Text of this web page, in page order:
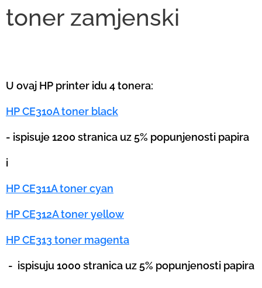
toner zamjenski
U ovaj HP printer idu 4 tonera:
HP CE310A toner black
- ispisuje 1200 stranica uz 5% popunjenosti papira
i
HP CE311A toner cyan
HP CE312A toner yellow
HP CE313 toner magenta
- ispisuju 1000 stranica uz 5% popunjenosti papira